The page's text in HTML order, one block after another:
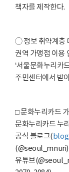
책자를 제작한다.
◯ 정보 취약계층
권역 가맹점 이용
‘서울문화누리카
주민센터에서 받
□ 문화누리카드
문화누리카드 누
공식 블로그(
유튜브